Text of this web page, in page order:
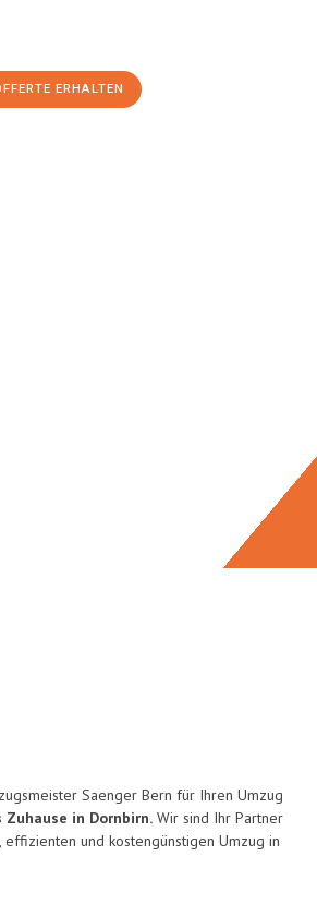
ERHALTEN
Saenger Bern für Ihren Umzug
Zuhause in Dornbirn. Wir sind Ihr Partner
und kostengünstigen Umzug in